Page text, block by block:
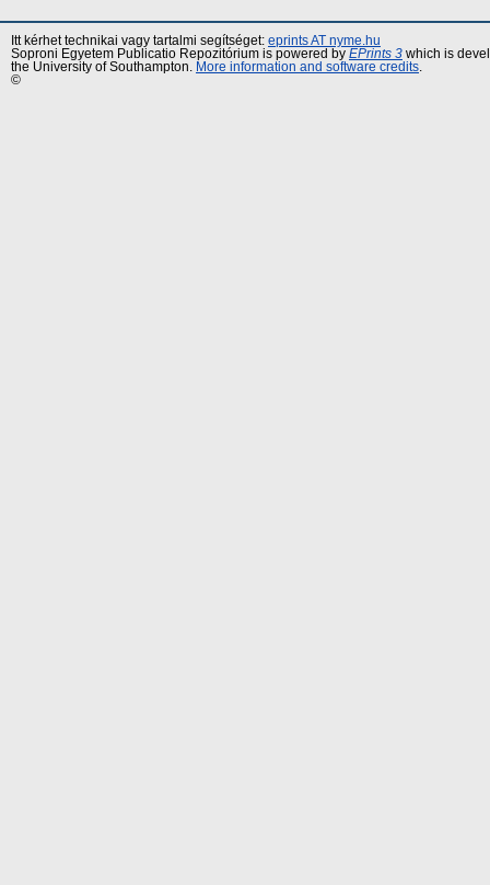
Itt kérhet technikai vagy tartalmi segítséget: eprints AT nyme.hu
Soproni Egyetem Publicatio Repozitórium is powered by EPrints 3 which is
the University of Southampton.
More information and software credits
©